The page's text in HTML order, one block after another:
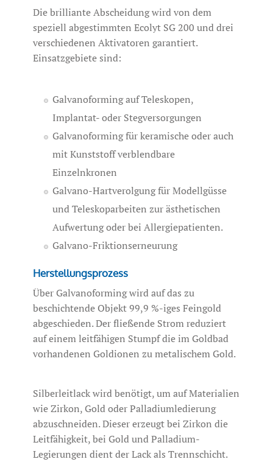
Die brilliante Abscheidung wird von dem
speziell abgestimmten Ecolyt SG 200 und drei
verschiedenen Aktivatoren garantiert.
Einsatzgebiete sind:
Galvanoforming auf Teleskopen,
Implantat- oder Stegversorgungen
Galvanoforming für keramische oder auch
mit Kunststoff verblendbare
Einzelnkronen
Galvano-Hartverolgung für Modellgüsse
und Teleskoparbeiten zur ästhetischen
Aufwertung oder bei Allergiepatienten.
Galvano-Friktionserneurung
Herstellungsprozess
Über Galvanoforming wird auf das zu
beschichtende Objekt 99,9 %-iges Feingold
abgeschieden. Der fließende Strom reduziert
auf einem leitfähigen Stumpf die im Goldbad
vorhandenen Goldionen zu metalischem Gold.
Silberleitlack wird benötigt, um auf Materialien
wie Zirkon, Gold oder Palladiumledierung
abzuschneiden. Dieser erzeugt bei Zirkon die
Leitfähigkeit, bei Gold und Palladium-
Legierungen dient der Lack als Trennschicht.